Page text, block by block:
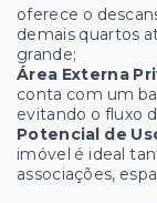
oferece o
demais quartos
grande;
Área Externa
conta com um
evitando o fluxo
Potencial de
imóvel é ideal
associações,